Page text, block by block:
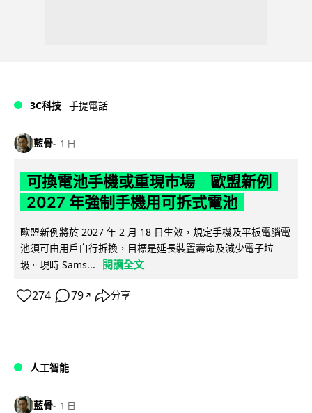
3C科技 手提電話
藍骨 1 日
可換電池手機或重現市場 歐盟新例
2027 年強制手機用可拆式電池
歐盟新例將於 2027 年 2 月 18 日生效，規定手機及平板電腦電
池須可由用戶自行拆換，目標是延長裝置壽命及減少電子垃
圾。現時 Sams...
閱讀全文
274 79 ↗ 分享
人工智能
藍骨 1 日